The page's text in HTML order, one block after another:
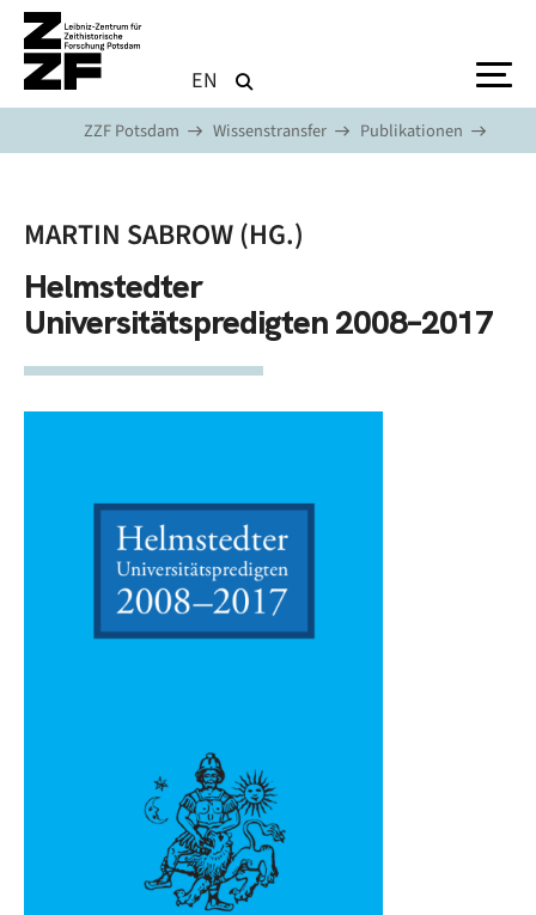
Direkt zum Inhalt
EN
ZZF Potsdam Wissenstransfer Publikationen
MARTIN SABROW (HG.)
Helmstedter
Universitätspredigten 2008–2017